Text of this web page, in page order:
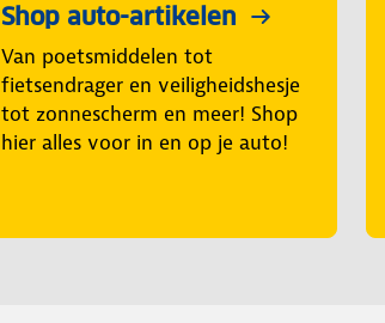
Shop auto-artikelen
Van poetsmiddelen tot
fietsendrager en veiligheidshesje
tot zonnescherm en meer! Shop
hier alles voor in en op je auto!